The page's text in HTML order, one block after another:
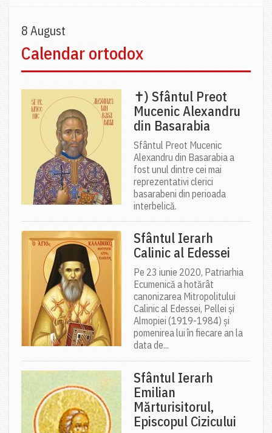
8 August
Calendar ortodox
✝) Sfântul Preot
Mucenic Alexandru
din Basarabia
Sfântul Preot Mucenic
Alexandru din Basarabia a
fost unul dintre cei mai
reprezentativi clerici
basarabeni din perioada
interbelică.
Sfântul Ierarh
Calinic al Edessei
Pe 23 iunie 2020, Patriarhia
Ecumenică a hotărât
canonizarea Mitropolitului
Calinic al Edessei, Pellei și
Almopiei (1919-1984) și
pomenirea lui în fiecare an la
data de...
Sfântul Ierarh
Emilian
Mărturisitorul,
Episcopul Cizicului